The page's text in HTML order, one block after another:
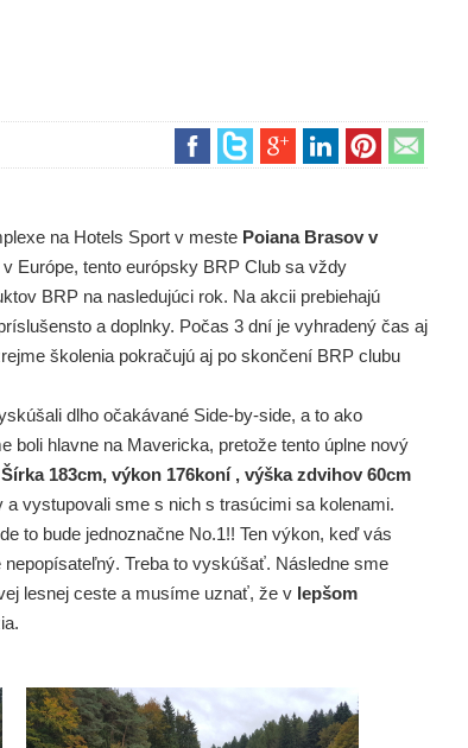
na Hotels Sport v meste Poiana Brasov v
Európe, tento európsky BRP Club sa vždy
BRP na nasledujúci rok. Na akcii prebiehajú
a doplnky. Počas 3 dní je vyhradený čas aj
školenia pokračujú aj po skončení BRP clubu
dlho očakávané Side-by-side, a to ako
boli hlavne na Mavericka, pretože tento úplne nový
183cm, výkon 176koní , výška zdvihov 60cm
vystupovali sme s nich s trasúcimi sa kolenami.
to bude jednoznačne No.1!! Ten výkon, keď vás
Treba to vyskúšať. Následne sme
lesnej ceste a musíme uznať, že vlepšom